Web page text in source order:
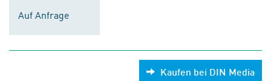
Auf Anfrage
Kaufen bei DIN Media